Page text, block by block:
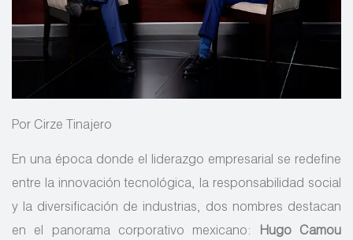
Por Cirze Tinajero
En una época donde el liderazgo empresarial se redefine
entre la innovación tecnológica, la responsabilidad social
y la diversificación de industrias, dos nombres destacan
en el panorama corporativo mexicano: Hugo Camou